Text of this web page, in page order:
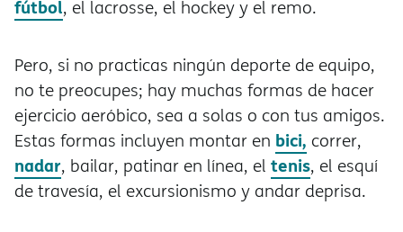
fútbol, el lacrosse, el hockey y el remo.
Pero, si no practicas ningún deporte de equipo,
no te preocupes; hay muchas formas de hacer
ejercicio aeróbico, sea a solas o con tus amigos.
Estas formas incluyen montar en bici, correr,
nadar, bailar, patinar en línea, el tenis, el esquí
de travesía, el excursionismo y andar deprisa.